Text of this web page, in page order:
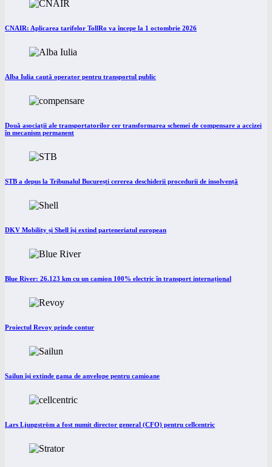
CNAIR: Aplicarea tarifelor TollRo va începe la 1 octombrie 2026
Alba Iulia caută operator pentru transportul public
Două asociații ale transportatorilor cer transformarea schemei de compensare a accizei
în mecanism permanent
STB a depus la Tribunalul București cererea deschiderii procedurii de insolvență
DKV Mobility și Shell își extind parteneriatul european
Blue River: 26.123 km cu un camion 100% electric în transport internațional
Proiectul Revoy prinde contur
Sailun își extinde gama de anvelope pentru camioane
Lars Ljungström a fost numit director general (CFO) pentru cellcentric